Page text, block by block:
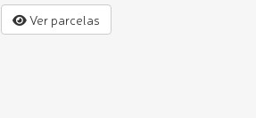
Ver parcelas